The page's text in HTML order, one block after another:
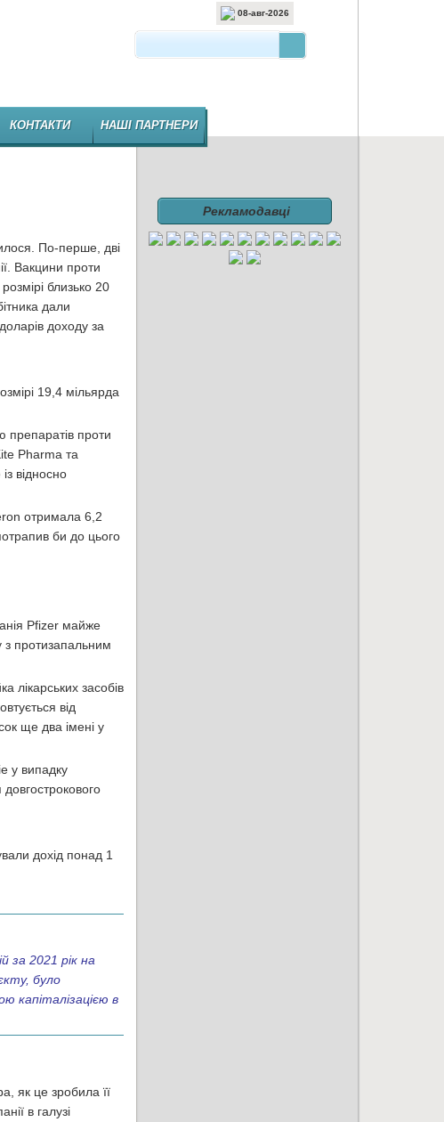
08-авг-2026
КОНТАКТИ НАШІ ПАРТНЕРИ
По-перше, дві
Вакцини проти
близько 20
дали
доходу за
19,4 мільярда
препаратів проти
Pharma та
відносно
отримала 6,2
би до цього
Pfizer майже
з протизапальним
лікарських засобів
від
ще два імені у
у випадку
дохід понад 1
за 2021 рік на
було
капіталізацією в
як це зробила її
в галузі
Рекламодавці